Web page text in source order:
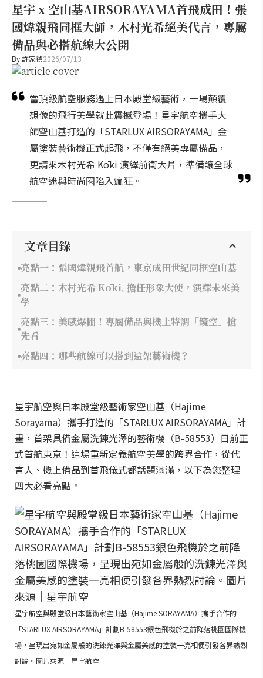
星宇 x 空山基AIRSORAYAMA首飛成田！張
國煒親飛同框大師，木村光希絕美代言，專屬
備品與必搭航線大公開
By許家禎2026/07/13
當頂級航空服務遇上日本殿堂級藝術，一場顛覆
想像的飛行美學就此震撼登場！星宇航空攜手大
師空山基打造的「STARLUX AIRSORAYAMA」金
屬塗裝藝術機正式起飛，不僅有絕美專屬備品，
更請來木村光希 Kōki 演繹前衛大片，準備讓全球
航空迷與時尚圈陷入瘋狂。
文章目錄
亮點一：張國煒親飛首航，東京成田世紀同框空山基
亮點二：木村光希 Kōki, 擔任形象大使，演繹未來美
學
亮點三：美感爆棚！專屬備品與機上特調「鏡空」搶
先看
亮點四：哪些航線可以搭到這架藝術機？
星宇航空與日本殿堂級藝術家空山基（Hajime
Sorayama）攜手打造的「STARLUX AIRSORAYAMA」計
畫，首架具備金屬洗鍊光澤的藝術機（B-58553）日前正
式首航東京！這場重新定義航空美學的跨界合作，從代
言人、機上備品到首飛儀式都話題滿滿，以下為您整理
四大必看亮點。
星宇航空與殿堂級日本藝術家空山基（Hajime SORAYAMA）攜手合作的
「STARLUX AIRSORAYAMA」計劃B-58553銀色飛機於之前降落桃園國際機
場，呈現出宛如金屬般的洗鍊光澤與金屬美感的塗裝一亮相便引發各界熱烈
討論。圖片來源｜星宇航空